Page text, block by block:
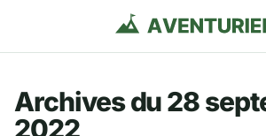
Archives du 28
2022